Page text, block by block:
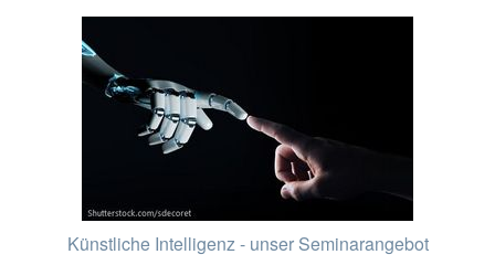
Künstliche Intelligenz - unser Seminarangebot